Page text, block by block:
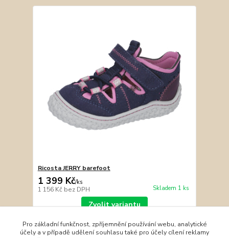
Ricosta JERRY barefoot
1 399 Kč/ks
1 156 Kč bez DPH Skladem 1 ks
Zvolit variantu
Pro základní funkčnost, zpříjemnění používání webu, analytické
účely a v případě udělení souhlasu také pro účely cílení reklamy